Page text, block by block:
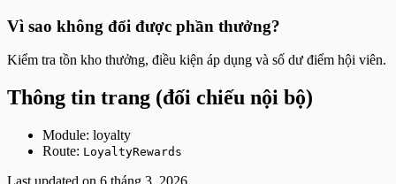
Vì sao không đổi được phần thưởng?
Kiểm tra tồn kho thưởng, điều kiện áp dụng và số dư điểm hội viên.
Thông tin trang (đối chiếu nội bộ)
Module: loyalty
Route: LoyaltyRewards